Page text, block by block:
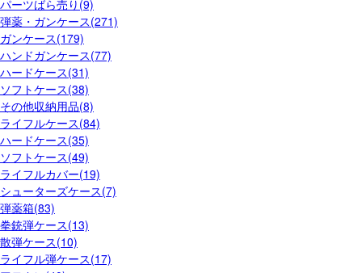
パーツばら売り(9)
弾薬・ガンケース(271)
ガンケース(179)
ハンドガンケース(77)
ハードケース(31)
ソフトケース(38)
その他収納用品(8)
ライフルケース(84)
ハードケース(35)
ソフトケース(49)
ライフルカバー(19)
シューターズケース(7)
弾薬箱(83)
拳銃弾ケース(13)
散弾ケース(10)
ライフル弾ケース(17)